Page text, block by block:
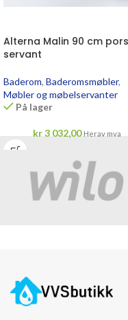
Alterna Malin 90 cm
servant
Baderom, Baderomsmøbler,
Møbler og møbelservanter
På lager
kr3 032,00 Herav mva